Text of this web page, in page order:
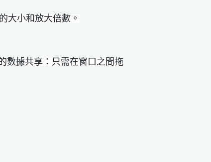
大小和放大倍數。
數據共享：只需在窗口之間拖